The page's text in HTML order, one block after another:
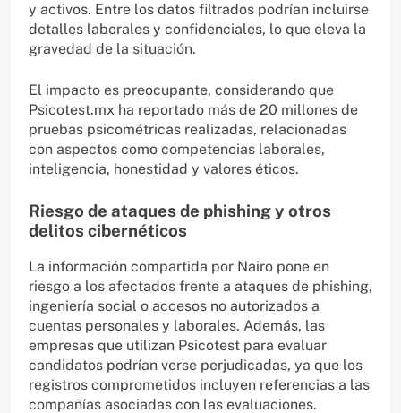
y activos. Entre los datos filtrados podrían incluirse
detalles laborales y confidenciales, lo que eleva la
gravedad de la situación.
El impacto es preocupante, considerando que
Psicotest.mx ha reportado más de 20 millones de
pruebas psicométricas realizadas, relacionadas
con aspectos como competencias laborales,
inteligencia, honestidad y valores éticos.
Riesgo de ataques de phishing y otros
delitos cibernéticos
La información compartida por Nairo pone en
riesgo a los afectados frente a ataques de phishing,
ingeniería social o accesos no autorizados a
cuentas personales y laborales. Además, las
empresas que utilizan Psicotest para evaluar
candidatos podrían verse perjudicadas, ya que los
registros comprometidos incluyen referencias a las
compañías asociadas con las evaluaciones.